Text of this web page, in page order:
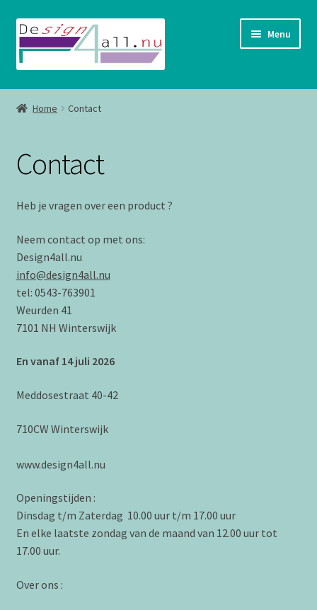
Ga
door
naar
Ga
naar
de
Menu
Shop
Home Contact
Contact
Heb je vragen over een product ?
Neem contact op met ons:
Design4all.nu
info@design4all.nu
tel: 0543-763901
Weurden 41
7101 NH Winterswijk
En vanaf 14 juli 2026
Meddosestraat 40-42
710CW Winterswijk
www.design4all.nu
Openingstijden :
Dinsdag t/m Zaterdag 10.00 uur t/m 17.00 uur
En elke laatste zondag van de maand van 12.00 uur tot
17.00 uur.
Over ons :